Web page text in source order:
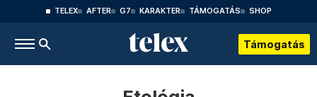
TELEX AFTER G7 KARAKTER TÁMOGATÁS SHOP
Támogatás